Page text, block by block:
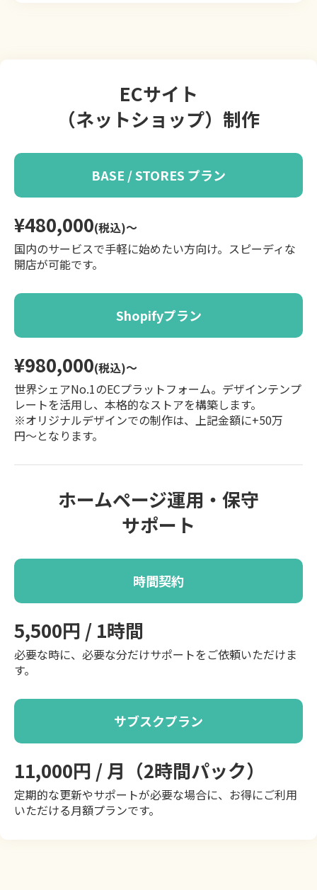
ECサイト
（ネットショップ）制作
BASE / STORES プラン
¥480,000(税込)〜
国内のサービスで手軽に始めたい方向け。スピーディな
開店が可能です。
Shopifyプラン
¥980,000(税込)〜
世界シェアNo.1のECプラットフォーム。デザインテンプ
レートを活用し、本格的なストアを構築します。
※オリジナルデザインでの制作は、上記金額に+50万
円〜となります。
ホームページ運用・保守
サポート
時間契約
5,500円 / 1時間
必要な時に、必要な分だけサポートをご依頼いただけま
す。
サブスクプラン
11,000円 / 月（2時間パック）
定期的な更新やサポートが必要な場合に、お得にご利用
いただける月額プランです。